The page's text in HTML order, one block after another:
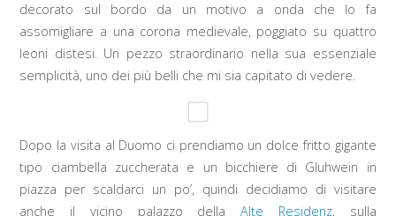
decorato sul bordo da un motivo a onda che lo fa
assomigliare a una corona medievale, poggiato su quattro
leoni distesi. Un pezzo straordinario nella sua essenziale
semplicità, uno dei più belli che mi sia capitato di vedere.
Dopo la visita al Duomo ci prendiamo un dolce fritto gigante
tipo ciambella zuccherata e un bicchiere di Gluhwein in
piazza per scaldarci un po’, quindi decidiamo di visitare
anche il vicino palazzo dellaAlte Residenz, sulla